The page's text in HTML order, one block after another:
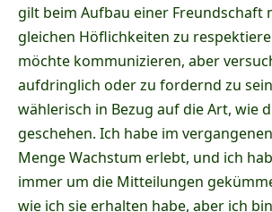
gilt beim Aufbau einer Freundschaft
gleichen Höflichkeiten zu
möchte kommunizieren, aber
aufdringlich oder zu fordernd zu
wählerisch in Bezug auf die Art, wie
geschehen. Ich habe im
Menge Wachstum erlebt, und ich
immer um die Mitteilungen
wie ich sie erhalten habe, aber ich